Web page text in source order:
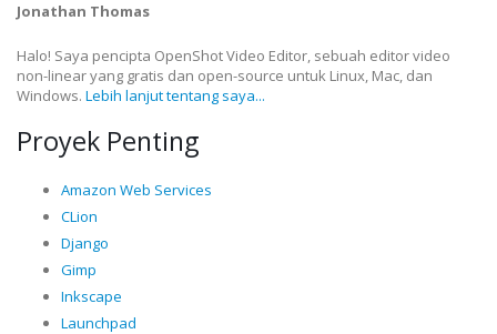
Jonathan Thomas
Halo! Saya pencipta OpenShot Video Editor, sebuah editor video
non-linear yang gratis dan open-source untuk Linux, Mac, dan
Windows. Lebih lanjut tentang saya...
Proyek Penting
Amazon Web Services
CLion
Django
Gimp
Inkscape
Launchpad